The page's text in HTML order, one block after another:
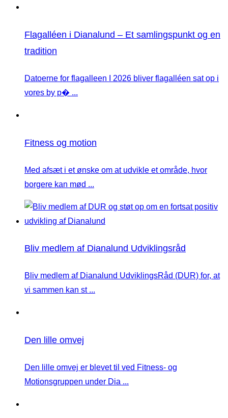
Flagalléen i Dianalund – Et samlingspunkt og en
tradition
Datoerne for flagalleen I 2026 bliver flagalléen sat op i
vores by p� ...
Fitness og motion
Med afsæt i et ønske om at udvikle et område, hvor
borgere kan mød ...
Bliv medlem af Dianalund Udviklingsråd
Bliv medlem af Dianalund UdviklingsRåd (DUR) for, at
vi sammen kan st ...
Den lille omvej
Den lille omvej er blevet til ved Fitness- og
Motionsgruppen under Dia ...